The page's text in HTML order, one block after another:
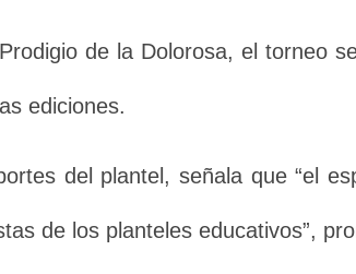
de la Dolorosa, el torneo
ediciones.
del plantel, señala que “el
de los planteles educativos”,